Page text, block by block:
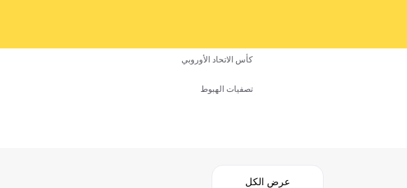
كأس الاتحاد الأوروبي
تصفيات الهبوط
عرض الكل